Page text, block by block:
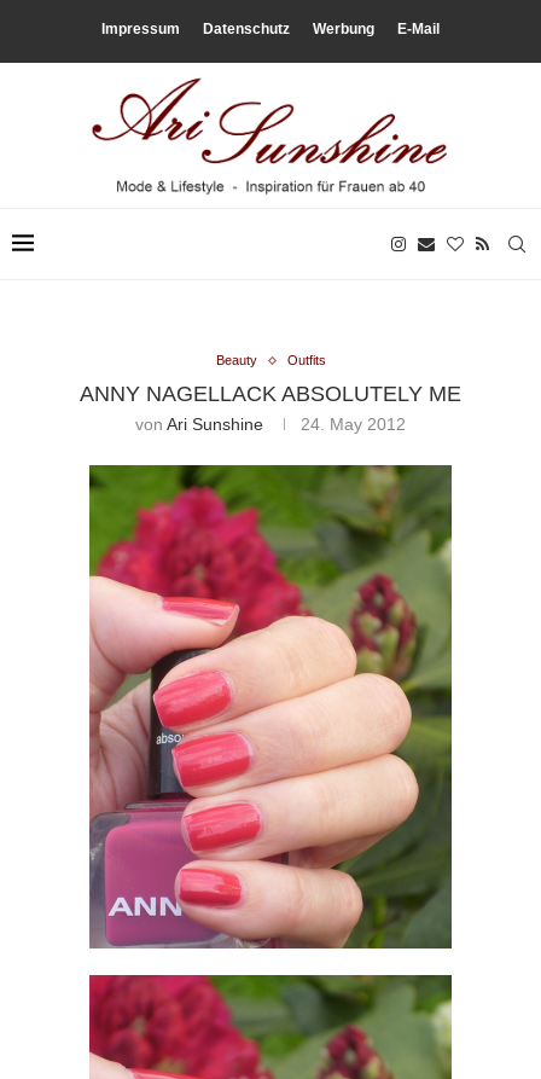
Impressum Datenschutz Werbung E-Mail
Beauty Outfits
ANNY NAGELLACK ABSOLUTELY ME
von Ari Sunshine 24. May 2012